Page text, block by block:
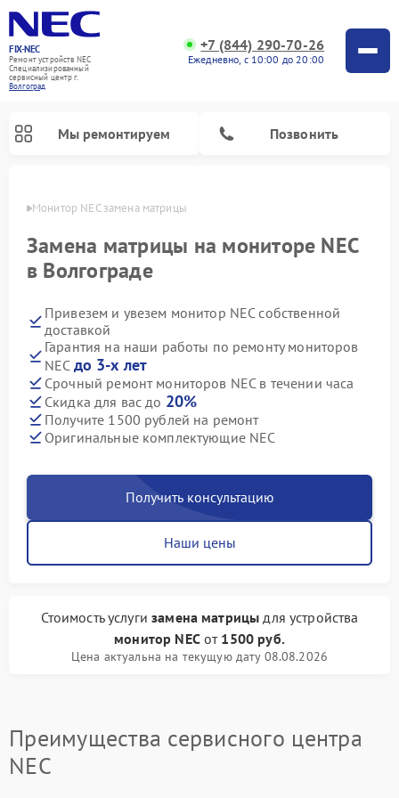
FIX-NEC
Ремонт устройств NEC
Специализированный
cервисный центр г.
Волгоград
+7 (844) 290-70-26
Ежедневно, с 10:00 до 20:00
Мы ремонтируем Позвонить
Монитор NEC замена матрицы
Замена матрицы на мониторе NEC
в Волгограде
Привезем и увезем монитор NEC собственной
доставкой
Гарантия на наши работы по ремонту мониторов
NEC до 3-х лет
Срочный ремонт мониторов NEC в течении часа
Скидка для вас до 20%
Получите 1500 рублей на ремонт
Оригинальные комплектующие NEC
Получить консультацию
Наши цены
Стоимость услугизамена матрицы для устройства
монитор NECот 1500 руб.
Цена актуальна на текущую дату 08.08.2026
Преимущества сервисного центра
NEC